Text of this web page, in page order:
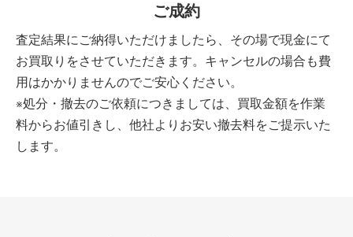
ご成約
査定結果にご納得いただけましたら、その場で現金にて
お買取りをさせていただきます。キャンセルの場合も費
用はかかりませんのでご安心ください。
※処分・撤去のご依頼につきましては、買取金額を作業
料からお値引きし、他社よりお安い撤去料をご提示いた
します。